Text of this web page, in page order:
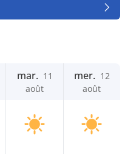
mar. 11
août
mer. 12
août